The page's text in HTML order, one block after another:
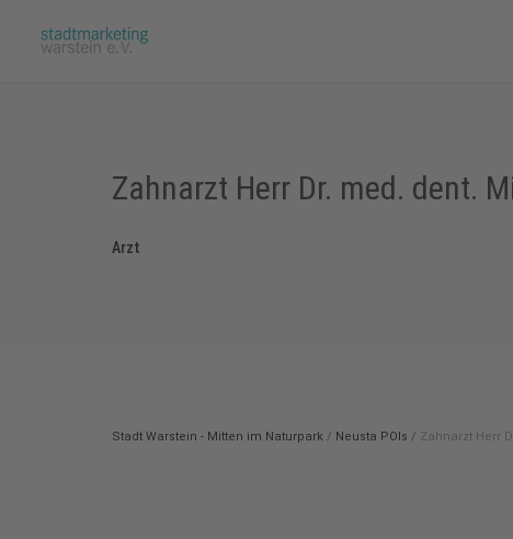
Zahnarzt Herr Dr. med. dent.
Arzt
Stadt Warstein - Mitten im Naturpark / Neusta POIs / Zahnarzt Herr